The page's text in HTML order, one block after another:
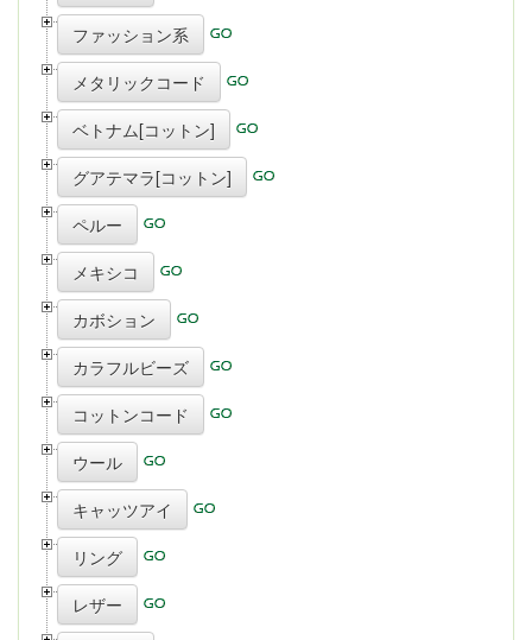
ファッション系
メタリックコード
ベトナム[コットン]
グアテマラ[コットン]
ペルー
メキシコ
カボション
カラフルビーズ
コットンコード
ウール
キャッツアイ
リング
レザー